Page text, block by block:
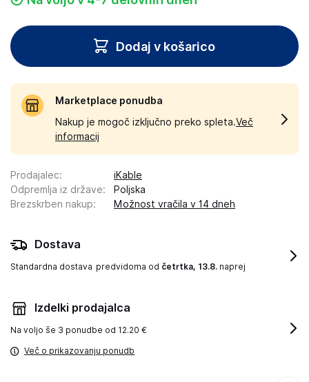
Dodaj v košarico
Marketplace ponudba
Nakup je mogoč izključno preko spleta.Več
informacij
Prodajalec:
iKable
Odpremlja iz države:
Poljska
Brezskrben nakup: Možnost vračila v 14 dneh
Dostava
Standardna dostava predvidoma od četrtka, 13.8. naprej
Izdelki prodajalca
Na voljo še 3 ponudbe od 12.20 €
Več o prikazovanju ponudb